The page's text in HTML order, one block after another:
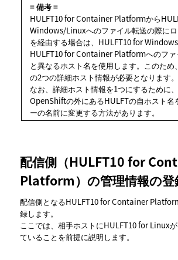
= 備考 =
HULFT10 for Container Platformから
Windows/Linuxへのファイル転送の際に
を経由する場合は、HULFT10 for
HULFT10 for Container Platformへのファ
と異なるホスト名を使用します。このため
の2つの詳細ホスト情報が必要となります。
なお、詳細ホスト情報を1つにするために
OpenShiftの外にあるHULFTの自ホスト名
ーの名前に変更する方法があります。
配信側（HULFT10 for
Platform）の管理情報の登
配信側となるHULFT10 for Container
録します。
ここでは、相手ホストにHULFT10 for Linux
ていることを前提に説明します。